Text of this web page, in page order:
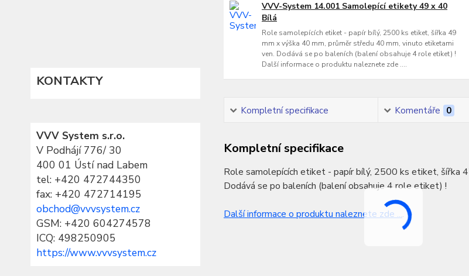
KONTAKTY
VVV System s.r.o.
V Podhájí 776/ 30
400 01 Ústí nad Labem
tel: +420 472744350
fax: +420 472714195
obchod@vvvsystem.cz
GSM: +420 604274578
ICQ: 498250905
https://www.vvvsystem.cz
VVV-System 14.001 Samolepící etikety 49 x 40
Bílá
Role samolepících etiket - papír bílý, 2500 ks etiket, šířka 49
mm x výška 40 mm, průměr středu 40 mm, vinuto etiketami
ven. Dodává se po baleních (balení obsahuje 4 role etiket) !
Další informace o produktu naleznete zde ....
Kompletní specifikace Komentáře 0
Kompletní specifikace
Role samolepících etiket - papír bílý, 2500 ks etiket, šířka
Dodává se po baleních (balení obsahuje 4 role etiket) !
Další informace o produktu naleznete zde ....